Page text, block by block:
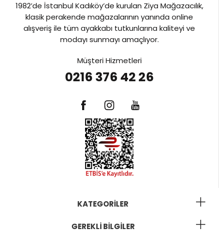
1982’de İstanbul Kadıköy’de kurulan Ziya Mağazacılık,
klasik perakende mağazalarının yanında online
alışveriş ile tüm ayakkabı tutkunlarına kaliteyi ve
modayı sunmayı amaçlıyor.
Müşteri Hizmetleri
0216 376 42 26
KATEGORILER
GEREKLI BILGILER